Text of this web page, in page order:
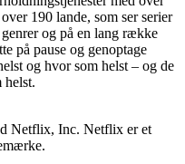
190 lande, som ser serier
og på en lang række
på pause og genoptage
og hvor som helst – og de
helst.
Netflix, Inc. Netflix er et